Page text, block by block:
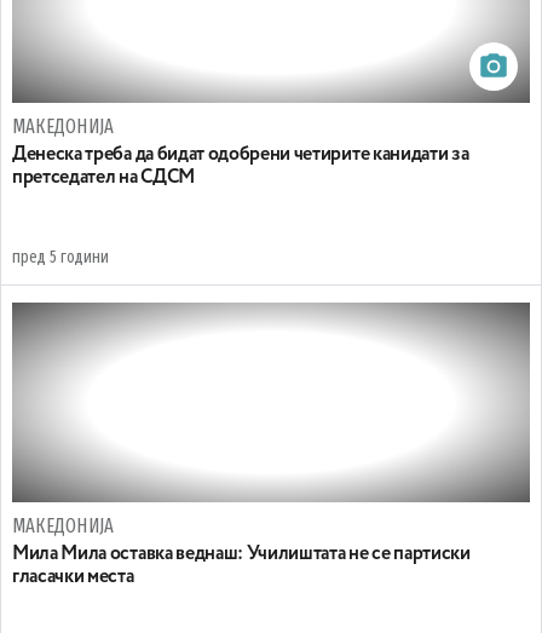
МАКЕДОНИЈА
Денеска треба да бидат одобрени четирите канидати за
претседател на СДСМ
пред 5 години
МАКЕДОНИЈА
Мила Мила оставка веднаш: Училиштата не се партиски
гласачки места